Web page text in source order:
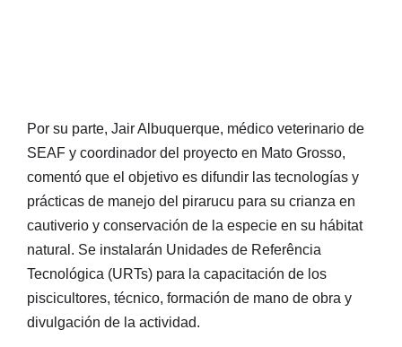
Por su parte, Jair Albuquerque, médico veterinario de
SEAF y coordinador del proyecto en Mato Grosso,
comentó que el objetivo es difundir las tecnologías y
prácticas de manejo del pirarucu para su crianza en
cautiverio y conservación de la especie en su hábitat
natural. Se instalarán Unidades de Referência
Tecnológica (URTs) para la capacitación de los
piscicultores, técnico, formación de mano de obra y
divulgación de la actividad.